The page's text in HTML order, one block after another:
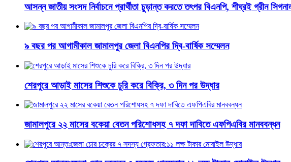
আসন্ন জাতীয় সংসদ নির্বাচনে প্রার্থীতা চুড়ান্ত করতে তৎপর বিএনপি, শীঘ্রই গ্রীন
৯ বছর পর আগামীকাল জামালপুর জেলা বিএনপির দ্বি-বার্ষিক সম্মেলন
শেরপুরে আড়াই মাসের শিশুকে চুরি করে বিক্রি, ৩ দিন পর উদ্ধার
জামালপুরে ২২ মাসের বকেয়া বেতন পরিশোধসহ ৭ দফা দাবিতে এফপিএবির মানববন্ধন